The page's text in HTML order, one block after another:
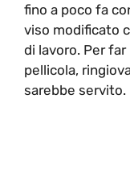
fino a poco fa
viso modificato
di lavoro. Per
pellicola,
sarebbe servito.